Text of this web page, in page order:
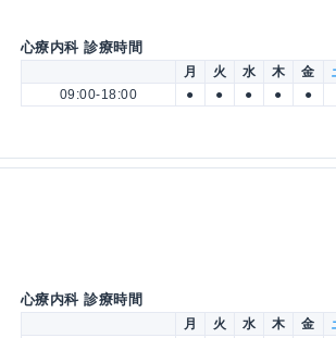
心療内科 診療時間
月 火 水 木 金
09:00-18:00
● ● ● ● ●
心療内科 診療時間
月 火 水 木 金